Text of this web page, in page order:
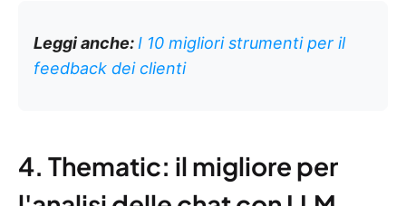
Leggi anche: I 10 migliori strumenti per il
feedback dei clienti
4. Thematic: il migliore per